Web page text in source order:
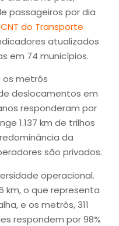
passageiros por dia
do Transporte
atualizados
em 74 municípios.
metrôs
deslocamentos em
responderam por
1.137 km de trilhos
da
são privados.
operacional.
km, o que representa
e os metrôs, 311
respondem por 98%